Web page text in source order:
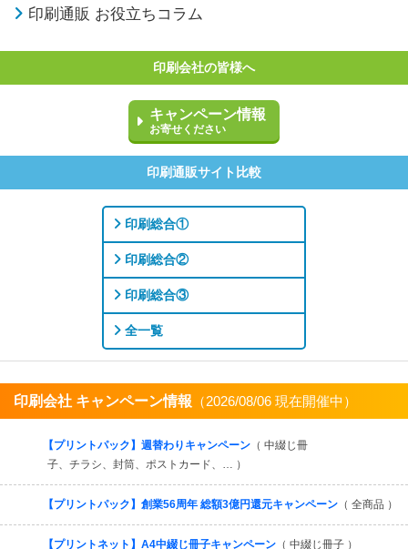
印刷通販 お役立ちコラム
印刷会社の皆様へ
キャンペーン情報
お寄せください
印刷通販サイト比較
印刷総合①
印刷総合②
印刷総合③
全一覧
印刷会社 キャンペーン情報 （2026/08/06 現在開催中）
【プリントパック】週替わりキャンペーン （ 中綴じ冊
子、チラシ、封筒、ポストカード、… ）
【プリントパック】創業56周年 総額3億円還元キャンペーン （ 全商品 ）
【プリントネット】A4中綴じ冊子キャンペーン （ 中綴じ冊子 ）